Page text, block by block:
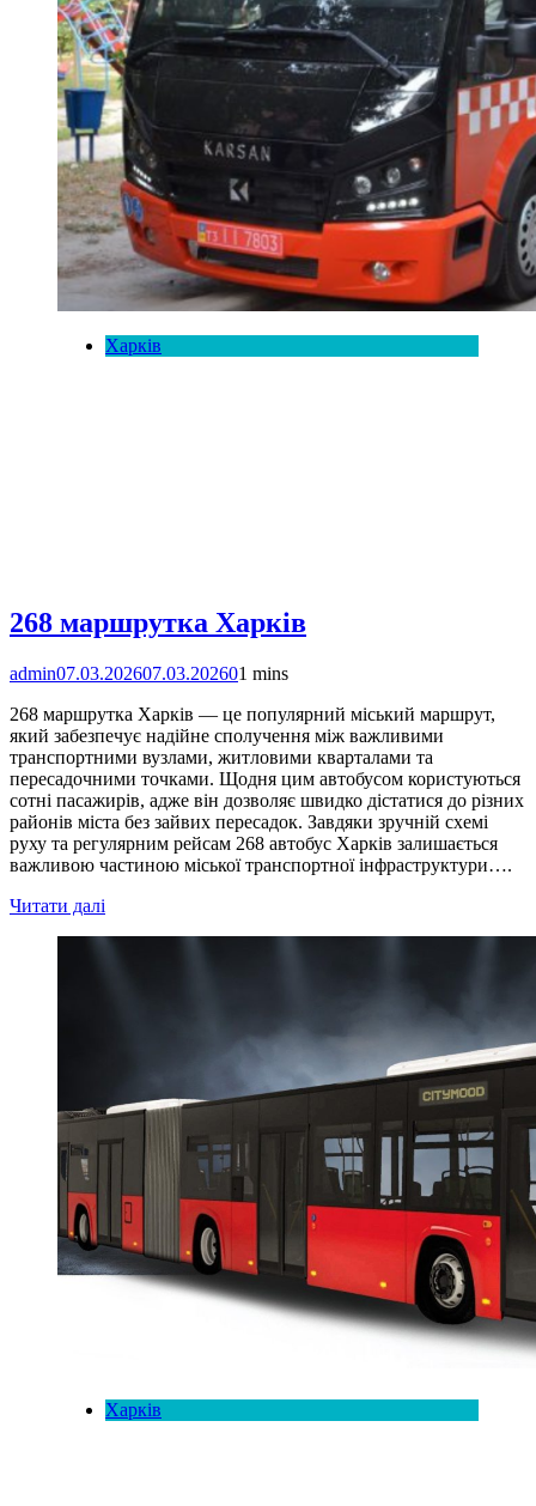
Харків
268 маршрутка Харків
admin07.03.202607.03.202601 mins
268 маршрутка Харків — це популярний міський маршрут,
який забезпечує надійне сполучення між важливими
транспортними вузлами, житловими кварталами та
пересадочними точками. Щодня цим автобусом користуються
сотні пасажирів, адже він дозволяє швидко дістатися до різних
районів міста без зайвих пересадок. Завдяки зручній схемі
руху та регулярним рейсам 268 автобус Харків залишається
важливою частиною міської транспортної інфраструктури….
Читати далі
Харків